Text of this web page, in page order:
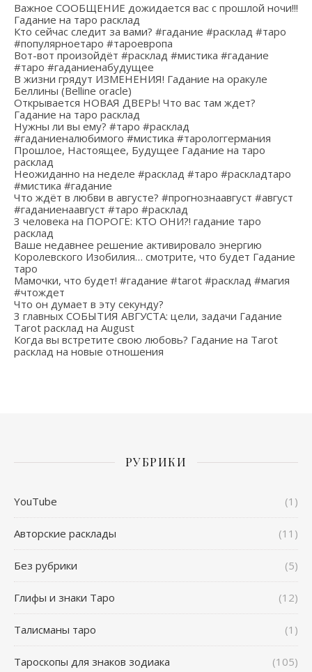
Важное СООБЩЕНИЕ дожидается вас с прошлой ночи!!!
Гадание на таро расклад
Кто сейчас следит за вами? #гадание #расклад #таро
#популярноетаро #тароевропа
Вот-вот произойдёт #расклад #мистика #гадание
#таро #гаданиенабудущее
В жизни грядут ИЗМЕНЕНИЯ! Гадание на оракуле
Беллины (Belline oracle)
Открывается НОВАЯ ДВЕРЬ! Что вас там ждет?
Гадание на таро расклад
Нужны ли вы ему? #таро #расклад
#гаданиеналюбимого #мистика #тарологгермания
Прошлое, Настоящее, Будущее Гадание на таро
расклад
Неожиданно на неделе #расклад #таро #раскладтаро
#мистика #гадание
Что ждёт в любви в августе? #прогнознаавгуст #август
#гаданиенаавгуст #таро #расклад
3 человека на ПОРОГЕ: КТО ОНИ?! гадание таро
расклад
Ваше недавнее решение активировало энергию
Королевского Изобилия… смотрите, что будет Гадание
таро
Мамочки, что будет! #гадание #tarot #расклад #магия
#чтождет
Что он думает в эту секунду?
3 главных СОБЫТИЯ АВГУСТА: цели, задачи Гадание
Tarot расклад на August
Когда вы встретите свою любовь? Гадание на Tarot
расклад на новые отношения
РУБРИКИ
YouTube (1)
Авторские расклады (11)
Без рубрики (5)
Глифы и знаки Таро (12)
Талисманы таро (1)
Тароскопы для знаков зодиака (105)